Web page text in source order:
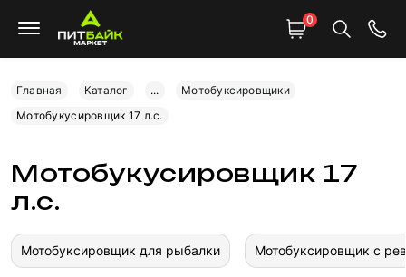
0
Главная Каталог ...
Мотобуксировщики
Мотобукусировщик 17 л.с.
Мотобукусировщик 17
л.с.
Мотобуксировщик для рыбалки Мотобуксировщик с